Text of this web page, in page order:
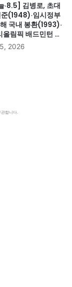
·8.5] 김병로, 초대
(1948)·임시정부
국내 봉환(1993)·
림픽 배드민턴 여
(2024)·하시나 방
인도 망명
옥고의 시작
2026
관합니다.